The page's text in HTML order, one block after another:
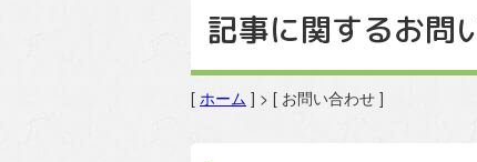
記事に関するお問
[ ホーム ] > [ お問い合わせ ]